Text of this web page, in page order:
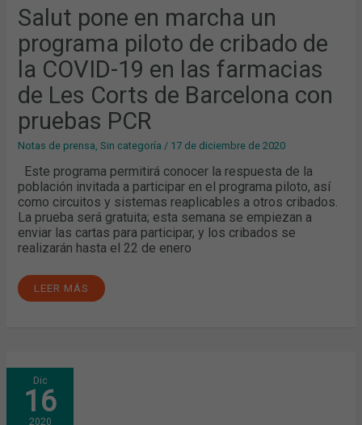
Salut pone en marcha un
programa piloto de cribado de
la COVID-19 en las farmacias
de Les Corts de Barcelona con
pruebas PCR
Notas de prensa,Sin categoría / 17 de diciembre de 2020
Este programa permitirá conocer la respuesta de la
población invitada a participar en el programa piloto, así
como circuitos y sistemas reaplicables a otros cribados.
La prueba será gratuita; esta semana se empiezan a
enviar las cartas para participar, y los cribados se
realizarán hasta el 22 de enero
CRIBADO
DE
LA
COVID-
19
EN
LAS
FARMACIAS
DE
LES
CORTS
DE
CON
PRUEBAS
PCR
LEER MÁS
Dic
16
2020
JUNTA
GENERAL
ORDINARIA:
APROBADA
POR